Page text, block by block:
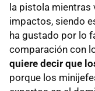
la pistola mientras
impactos, siendo
ha gustado por lo
comparación con
quiere decir que
porque los